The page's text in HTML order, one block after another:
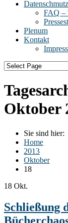
Datenschmutz
FAQ –
Plenum
Kontakt
Oktober
Sie sind hier:
Home
2013
Oktober
18
18 Okt.
Schließung